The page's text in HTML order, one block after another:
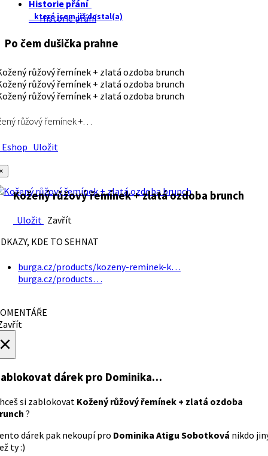
Historie přání
které jsem již dostal(a)
Historie přání
Po čem dušička prahne
růžový řemínek +…
Uložit
Kožený růžový řemínek + zlatá ozdoba brunch
Uložit Zavřít
KDE TO SEHNAT
burga.cz/products/kozeny-reminek-k…
burga.cz/products…
dárek pro Dominika…
si zablokovat Kožený růžový řemínek + zlatá ozdoba
?
dárek pak nekoupí pro Dominika Atigu Sobotková nikdo
ty :)